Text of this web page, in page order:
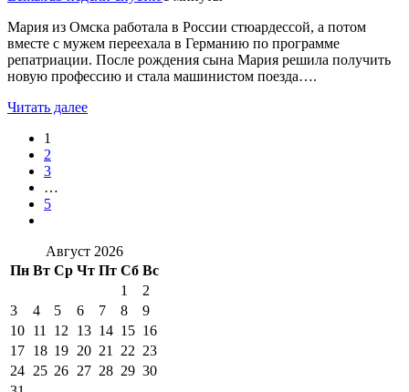
Мария из Омска работала в России стюардессой, а потом
вместе с мужем переехала в Германию по программе
репатриации. После рождения сына Мария решила получить
новую профессию и стала машинистом поезда….
Читать далее
1
2
3
…
5
Август 2026
Пн Вт Ср Чт Пт Сб Вс
1
2
3
4 5 6 7 8
9
10 11 12 13 14 15 16
17 18 19 20 21 22 23
24 25 26 27 28 29 30